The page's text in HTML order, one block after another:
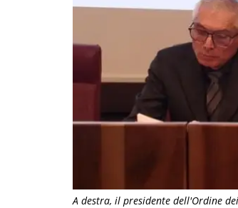
A destra, il presidente dell'Ordine